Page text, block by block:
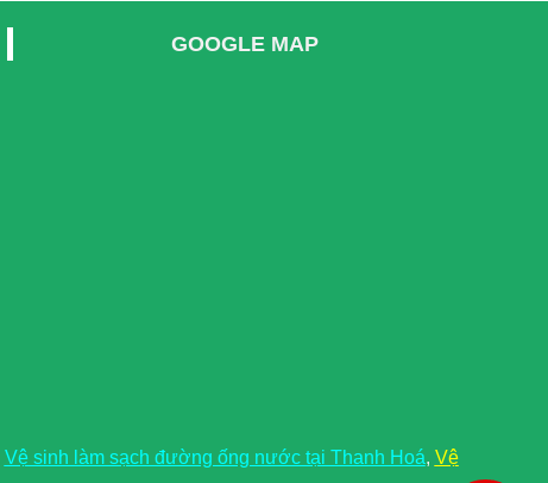
GOOGLE MAP
Vệ sinh làm sạch đường ống nước tại Thanh Hoá, Vệ